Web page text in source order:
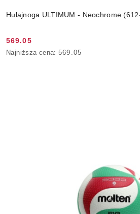
Hulajnoga ULTIMUM - Neochrome
Cena
promocyjna:
569.05
Najniższa
Najniższa cena: 569.05